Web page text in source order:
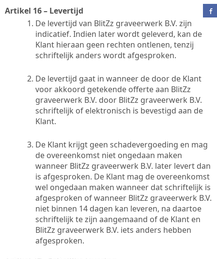
Artikel 16 – Levertijd
De levertijd van BlitZz graveerwerk B.V. zijn
indicatief. Indien later wordt geleverd, kan de
Klant hieraan geen rechten ontlenen, tenzij
schriftelijk anders wordt afgesproken.
De levertijd gaat in wanneer de door de Klant
voor akkoord getekende offerte aan BlitZz
graveerwerk B.V. door BlitZz graveerwerk B.V.
schriftelijk of elektronisch is bevestigd aan de
Klant.
De Klant krijgt geen schadevergoeding en mag
de overeenkomst niet ongedaan maken
wanneer BlitZz graveerwerk B.V. later levert dan
is afgesproken. De Klant mag de overeenkomst
wel ongedaan maken wanneer dat schriftelijk is
afgesproken of wanneer BlitZz graveerwerk B.V.
niet binnen 14 dagen kan leveren, na daartoe
schriftelijk te zijn aangemaand of de Klant en
BlitZz graveerwerk B.V. iets anders hebben
afgesproken.